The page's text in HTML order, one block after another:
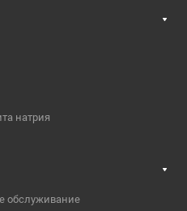
натрия
обслуживание